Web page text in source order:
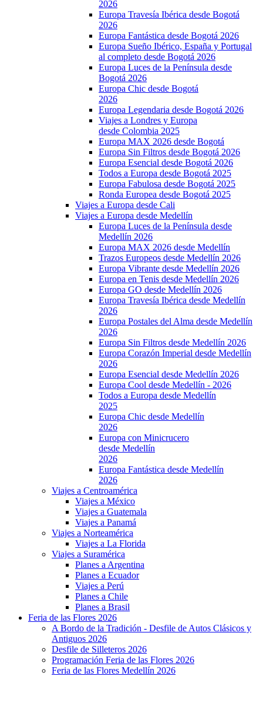
2026
Europa Travesía Ibérica desde Bogotá
2026
Europa Fantástica desde Bogotá 2026
Europa Sueño Ibérico, España y Portugal
al completo desde Bogotá 2026
Europa Luces de la Península desde
Bogotá 2026
Europa Chic desde Bogotá
2026
Europa Legendaria desde Bogotá 2026
Viajes a Londres y Europa
desde Colombia 2025
Europa MAX 2026 desde Bogotá
Europa Sin Filtros desde Bogotá 2026
Europa Esencial desde Bogotá 2026
Todos a Europa desde Bogotá 2025
Europa Fabulosa desde Bogotá 2025
Ronda Europea desde Bogotá 2025
Viajes a Europa desde Cali
Viajes a Europa desde Medellín
Europa Luces de la Península desde
Medellín 2026
Europa MAX 2026 desde Medellín
Trazos Europeos desde Medellín 2026
Europa Vibrante desde Medellín 2026
Europa en Tenis desde Medellín 2026
Europa GO desde Medellín 2026
Europa Travesía Ibérica desde Medellín
2026
Europa Postales del Alma desde Medellín
2026
Europa Sin Filtros desde Medellín 2026
Europa Corazón Imperial desde Medellín
2026
Europa Esencial desde Medellín 2026
Europa Cool desde Medellín - 2026
Todos a Europa desde Medellín
2025
Europa Chic desde Medellín
2026
Europa con Minicrucero
desde Medellín
2026
Europa Fantástica desde Medellín
2026
Viajes a Centroamérica
Viajes a México
Viajes a Guatemala
Viajes a Panamá
Viajes a Norteamérica
Viajes a La Florida
Viajes a Suramérica
Planes a Argentina
Planes a Ecuador
Viajes a Perú
Planes a Chile
Planes a Brasil
Feria de las Flores 2026
A Bordo de la Tradición - Desfile de Autos Clásicos y
Antiguos 2026
Desfile de Silleteros 2026
Programación Feria de las Flores 2026
Feria de las Flores Medellín 2026